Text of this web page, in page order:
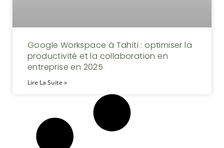
Google Workspace à Tahiti : optimiser la
productivité et la collaboration en
entreprise en 2025
Lire La Suite »